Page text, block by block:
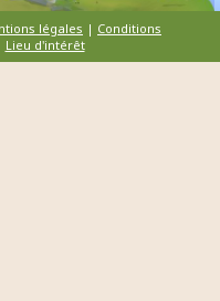
légales | Conditions
Lieu d'intérêt